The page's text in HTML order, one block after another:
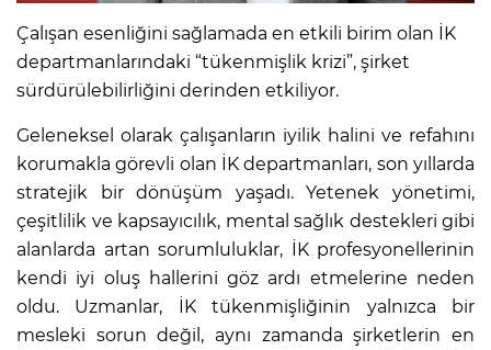
Çalışan esenliğini sağlamada en etkili birim olan İK
departmanlarındaki “tükenmişlik krizi”, şirket
sürdürülebilirliğini derinden etkiliyor.
Geleneksel olarak çalışanların iyilik halini ve refahını
korumakla görevli olan İK departmanları, son yıllarda
stratejik bir dönüşüm yaşadı. Yetenek yönetimi,
çeşitlilik ve kapsayıcılık, mental sağlık destekleri gibi
alanlarda artan sorumluluklar, İK profesyonellerinin
kendi iyi oluş hallerini göz ardı etmelerine neden
oldu. Uzmanlar, İK tükenmişliğinin yalnızca bir
mesleki sorun değil, aynı zamanda şirketlerin en